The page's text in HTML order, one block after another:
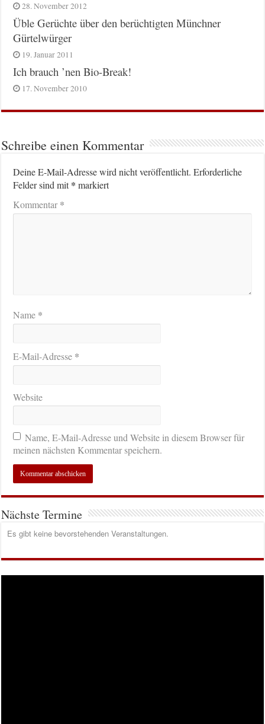
28. November 2012
Üble Gerüchte über den berüchtigten Münchner
Gürtelwürger
19. Januar 2011
Ich brauch ’nen Bio-Break!
17. November 2010
Schreibe einen Kommentar
Deine E-Mail-Adresse wird nicht veröffentlicht. Erforderliche
Felder sind mit* markiert
Kommentar*
Name *
E-Mail-Adresse *
Website
Name, E-Mail-Adresse und Website in diesem Browser für
meinen nächsten Kommentar speichern.
Nächste Termine
Es gibt keine bevorstehenden Veranstaltungen.